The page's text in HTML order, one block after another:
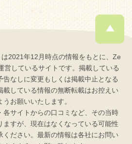
は2021年12月時点の情報をもとに、Ze
営しているサイトです。掲載している
告なしに変更もしくは掲載中止となる
載している情報の無断転載はお控えい
うお願いいたします。
各サイトからの口コミなど、その当時
ますが、現在はなくなっている可能性
ください。最新の情報は各社にお問い